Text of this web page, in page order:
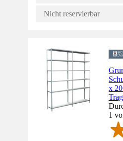
Nicht reservierbar
x
1